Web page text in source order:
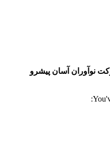
نوآوران آسان پیشرو